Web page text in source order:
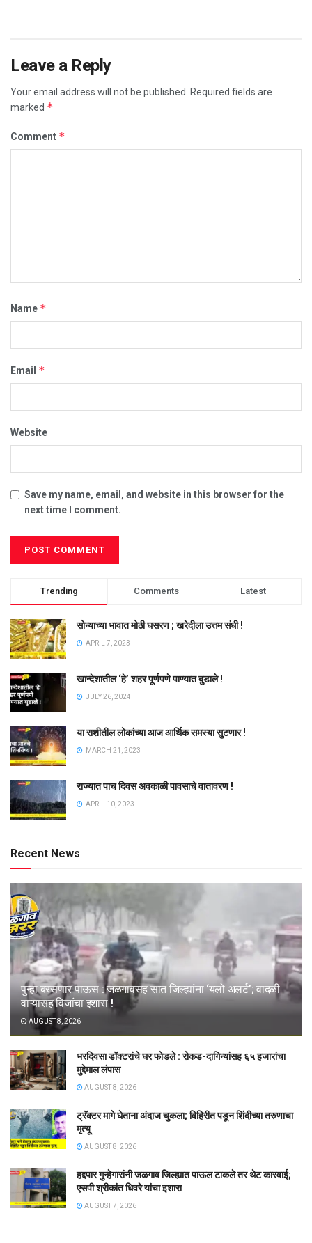
Leave a Reply
Your email address will not be published.
Required fields are
marked *
Comment *
Name *
Email *
Website
Save my name, email, and website in this browser for the
next time I comment.
Trending Comments Latest
सोन्याच्या भावात मोठी घसरण ; खरेदीला उत्तम संधी !
APRIL 7, 2023
खान्देशातील ‘हे’ शहर पूर्णपणे पाण्यात बुडाले !
JULY 26, 2024
या राशीतील लोकांच्या आज आर्थिक समस्या सुटणार !
MARCH 21, 2023
राज्यात पाच दिवस अवकाळी पावसाचे वातावरण !
APRIL 10, 2023
Recent News
पुन्हा बरसणार पाऊस : जळगावसह सात जिल्ह्यांना ‘यलो अलर्ट’; वादळी
वाऱ्यासह विजांचा इशारा !
AUGUST 8, 2026
भरदिवसा डॉक्टरांचे घर फोडले : रोकड-दागिन्यांसह ६५ हजारांचा
मुद्देमाल लंपास
AUGUST 8, 2026
ट्रॅक्टर मागे घेताना अंदाज चुकला; विहिरीत पडून शिंदीच्या तरुणाचा
मृत्यू
AUGUST 8, 2026
हद्दपार गुन्हेगारांनी जळगाव जिल्ह्यात पाऊल टाकले तर थेट कारवाई;
एसपी श्रीकांत धिवरे यांचा इशारा
AUGUST 7, 2026